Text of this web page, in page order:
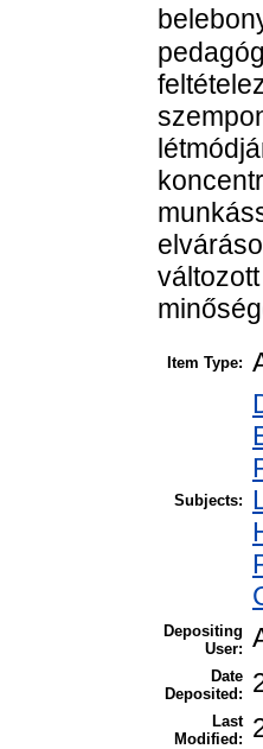
Item Type:
Subjects:
Depositing
User:
Date
Deposited:
Last
Modified: